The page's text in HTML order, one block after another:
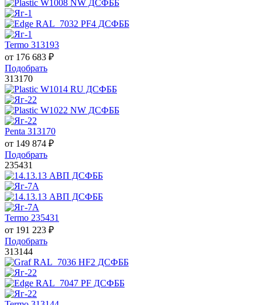
Termo 313193
от 176 683 ₽
Подобрать
313170
Penta 313170
от 149 874 ₽
Подобрать
235431
Termo 235431
от 191 223 ₽
Подобрать
313144